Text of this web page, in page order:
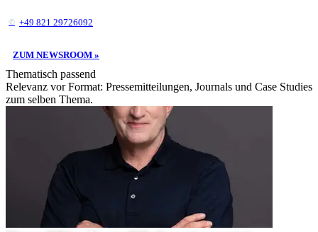
+49 821 29726092
ZUM NEWSROOM »
Thematisch passend
Relevanz vor Format: Pressemitteilungen, Journals und Case Studies
zum selben Thema.